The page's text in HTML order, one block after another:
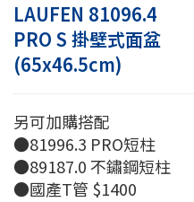
LAUFEN 81096.4
PRO S 掛壁式面盆
(65x46.5cm)
另可加購搭配
●81996.3 PRO短柱
●89187.0 不鏽鋼短柱
●國產T管 $1400